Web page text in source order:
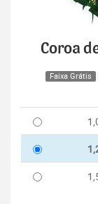
Coroa
Faixa Grátis